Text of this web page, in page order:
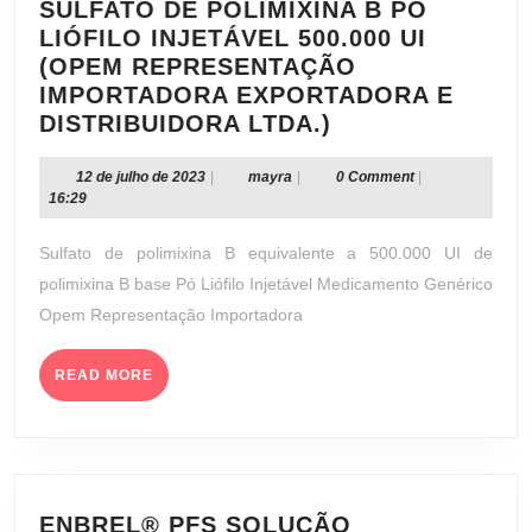
SULFATO DE POLIMIXINA B PÓ
LIÓFILO INJETÁVEL 500.000 UI
(OPEM REPRESENTAÇÃO
IMPORTADORA EXPORTADORA E
DISTRIBUIDORA LTDA.)
DE
POLIMIXINA
LIÓFILO
INJETÁVEL
DISTRIBUIDORA
12 de julho de 202312
julho
2023
mayra mayra 0 Comment
16:29
Sulfato de polimixina B equivalente a 500.000 UI de
polimixina B base Pó Liófilo Injetável Medicamento Genérico
Opem Representação Importadora
READ MORE READ
MORE
ENBREL® PFS SOLUÇÃO